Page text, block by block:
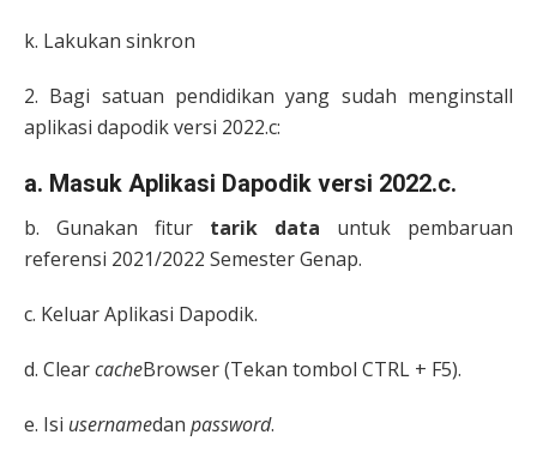
k. Lakukan sinkron
2. Bagi satuan pendidikan yang sudah menginstall
aplikasi dapodik versi 2022.c:
a. Masuk Aplikasi Dapodik versi 2022.c.
b. Gunakan fitur tarik data untuk pembaruan
referensi 2021/2022 Semester Genap.
c. Keluar Aplikasi Dapodik.
d. ClearcacheBrowser (Tekan tombol CTRL + F5).
e. Isi usernamedan password.